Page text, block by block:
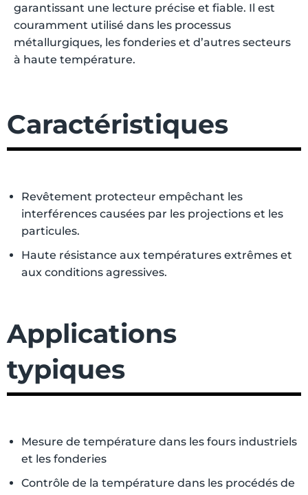
garantissant une lecture précise et fiable. Il est
couramment utilisé dans les processus
métallurgiques, les fonderies et d’autres secteurs
à haute température.
Caractéristiques
Revêtement protecteur empêchant les
interférences causées par les projections et les
particules.
Haute résistance aux températures extrêmes et
aux conditions agressives.
Applications
typiques
Mesure de température dans les fours industriels
et les fonderies
Contrôle de la température dans les procédés de